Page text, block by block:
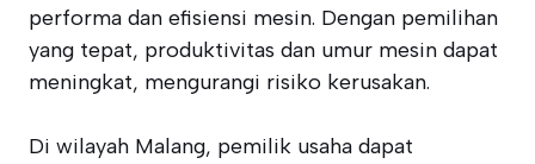
performa dan efisiensi mesin. Dengan pemilihan
yang tepat, produktivitas dan umur mesin dapat
meningkat, mengurangi risiko kerusakan.
Di wilayah Malang, pemilik usaha dapat